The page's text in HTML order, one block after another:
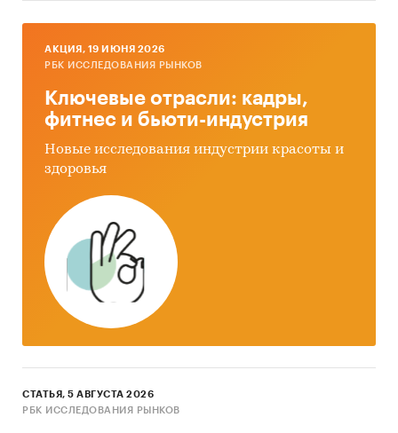
AКЦИЯ, 19 ИЮНЯ 2026
РБК ИССЛЕДОВАНИЯ РЫНКОВ
Ключевые отрасли: кадры,
фитнес и бьюти-индустрия
Новые исследования индустрии красоты и
здоровья
СТАТЬЯ, 5 АВГУСТА 2026
РБК ИССЛЕДОВАНИЯ РЫНКОВ